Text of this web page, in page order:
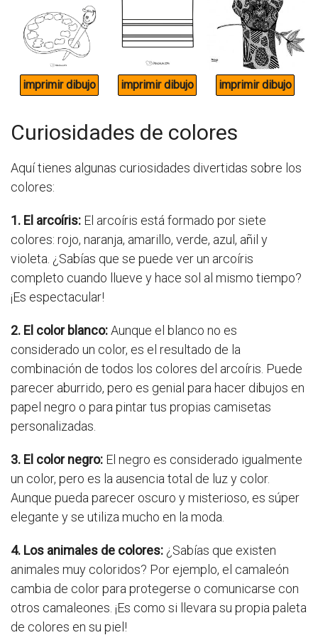
Curiosidades de colores
Aquí tienes algunas curiosidades divertidas sobre los
colores:
1. El arcoíris: El arcoíris está formado por siete
colores: rojo, naranja, amarillo, verde, azul, añil y
violeta. ¿Sabías que se puede ver un arcoíris
completo cuando llueve y hace sol al mismo tiempo?
¡Es espectacular!
2. El color blanco:Aunque el blanco no es
considerado un color, es el resultado de la
combinación de todos los colores del arcoíris. Puede
parecer aburrido, pero es genial para hacer dibujos en
papel negro o para pintar tus propias camisetas
personalizadas.
3. El color negro: El negro es considerado igualmente
un color, pero es la ausencia total de luz y color.
Aunque pueda parecer oscuro y misterioso, es súper
elegante y se utiliza mucho en la moda.
4. Los animales de colores: ¿Sabías que existen
animales muy coloridos? Por ejemplo, el camaleón
cambia de color para protegerse o comunicarse con
otros camaleones. ¡Es como si llevara su propia paleta
de colores en su piel!